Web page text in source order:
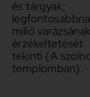
és tárgyak;
miliő varázsának
érzékeltetését
tekinti (A
templomban).